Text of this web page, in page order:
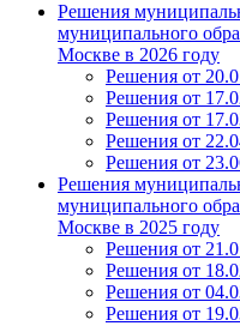
Решения
муниципального
Москве в 2026 году
Решения от
Решения от
Решения от
Решения от
Решения от
Решения
муниципального
Москве в 2025 году
Решения от
Решения от
Решения от
Решения от